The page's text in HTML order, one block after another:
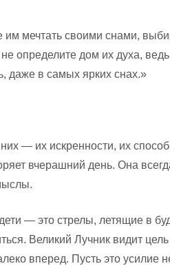
мечтать своими снами,
определите дом их духа,
даже в самых ярких снах.»
— их искренности, их
вчерашний день. Она
— это стрелы, летящие в
Великий Лучник видит цель
вперед. Пусть это усилие